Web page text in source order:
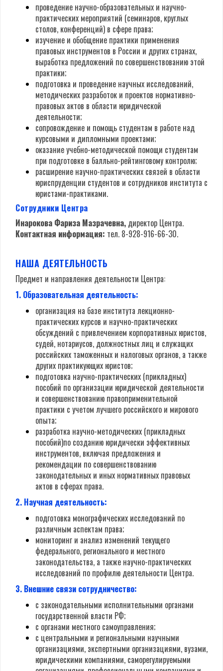
проведение научно-образовательных и научно-
практических мероприятий (семинаров, круглых
столов, конференций) в сфере права;
изучение и обобщение практики применения
правовых инструментов в России и других странах,
выработка предложений по совершенствованию этой
практики;
подготовка и проведение научных исследований,
методических разработок и проектов нормативно-
правовых актов в области юридической
деятельности;
сопровождение и помощь студентам в работе над
курсовыми и дипломными проектами;
оказание учебно-методической помощи студентам
при подготовке в балльно-рейтинговому контролю;
расширение научно-практических связей в области
юриспруденции студентов и сотрудников института с
юристами-практиками.
Сотрудники Центра
Инарокова Фариза Мазрачевна, директор Центра.
Контактная информация: тел. 8-928-916-66-30.
НАША ДЕЯТЕЛЬНОСТЬ
Предмет и направления деятельности Центра:
1. Образовательная деятельность:
организация на базе института лекционно-
практических курсов и научно-практических
обсуждений с привлечением корпоративных юристов,
судей, нотариусов, должностных лиц и служащих
российских таможенных и налоговых органов, а также
других практикующих юристов;
подготовка научно-практических (прикладных)
пособий по организации юридической деятельности
и совершенствованию правоприменительной
практики с учетом лучшего российского и мирового
опыта;
разработка научно-методических (прикладных
пособий)по созданию юридически эффективных
инструментов, включая предложения и
рекомендации по совершенствованию
законодательных и иных нормативных правовых
актов в сферах права.
2. Научная деятельность:
подготовка монографических исследований по
различным аспектам права;
мониторинг и анализ изменений текущего
федерального, регионального и местного
законодательства, а также научно-практических
исследований по профилю деятельности Центра.
3. Внешние связи сотрудничество:
с законодательными исполнительными органами
государственной власти РФ;
с органами местного самоуправления;
с центральными и региональными научными
организациями, экспертными организациями, вузами,
юридическими компаниями, саморегулируемыми